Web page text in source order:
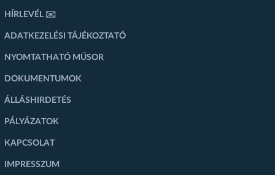
HÍRLEVÉL ✉️
ADATKEZELÉSI TÁJÉKOZTATÓ
NYOMTATHATÓ MŰSOR
DOKUMENTUMOK
ÁLLÁSHIRDETÉS
PÁLYÁZATOK
KAPCSOLAT
IMPRESSZUM